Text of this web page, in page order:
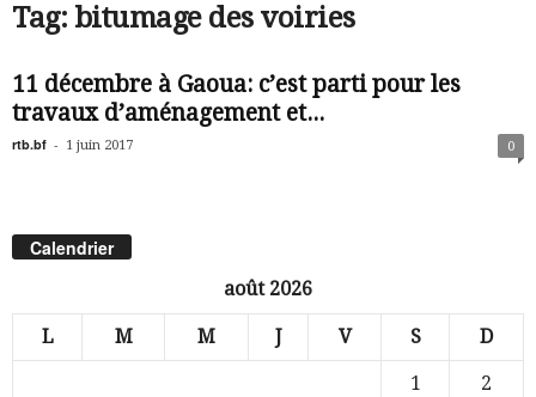
Tag: bitumage des voiries
11 décembre à Gaoua: c’est parti pour les
travaux d’aménagement et...
rtb.bf - 1 juin 2017 0
Calendrier
août 2026
L M M J V S D
1
2